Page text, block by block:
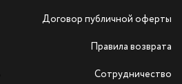
Договор публичной оферты
Правила возврата
Сотрудничество